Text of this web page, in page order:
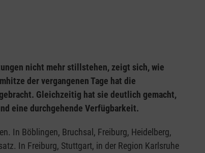
nicht mehr stillstehen, zeigt sich, wie
der vergangenen Tage hat die
Gleichzeitig hat sie deutlich gemacht,
eine durchgehende Verfügbarkeit.
In Böblingen, Bruchsal, Freiburg, Heidelberg,
In Freiburg, Stuttgart, in der Region Karlsruhe